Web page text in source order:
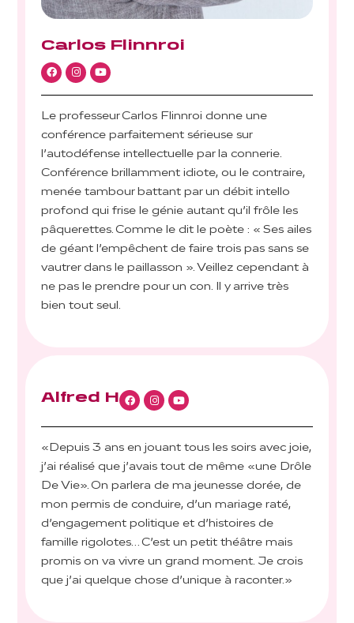
Carlos Flinnroi
Le professeur Carlos Flinnroi donne une
conférence parfaitement sérieuse sur
l’autodéfense intellectuelle par la connerie.
Conférence brillamment idiote, ou le contraire,
menée tambour battant par un débit intello
profond qui frise le génie autant qu’il frôle les
pâquerettes. Comme le dit le poète : « Ses ailes
de géant l’empêchent de faire trois pas sans se
vautrer dans le paillasson ». Veillez cependant à
ne pas le prendre pour un con. Il y arrive très
bien tout seul.
Alfred H
«Depuis 3 ans en jouant tous les soirs avec joie,
j’ai réalisé que j’avais tout de même «une Drôle
De Vie». On parlera de ma jeunesse dorée, de
mon permis de conduire, d’un mariage raté,
d’engagement politique et d’histoires de
famille rigolotes… C’est un petit théâtre mais
promis on va vivre un grand moment. Je crois
que j’ai quelque chose d’unique à raconter.»